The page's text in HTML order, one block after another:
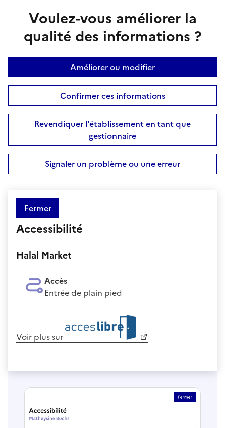
Voulez-vous améliorer la
qualité des informations ?
Améliorer ou modifier
Confirmer ces informations
Revendiquer l'établissement en tant que
gestionnaire
Signaler un problème ou une erreur
Fermer
Accessibilité
Halal Market
Accès
Entrée de plain pied
Voir plus sur